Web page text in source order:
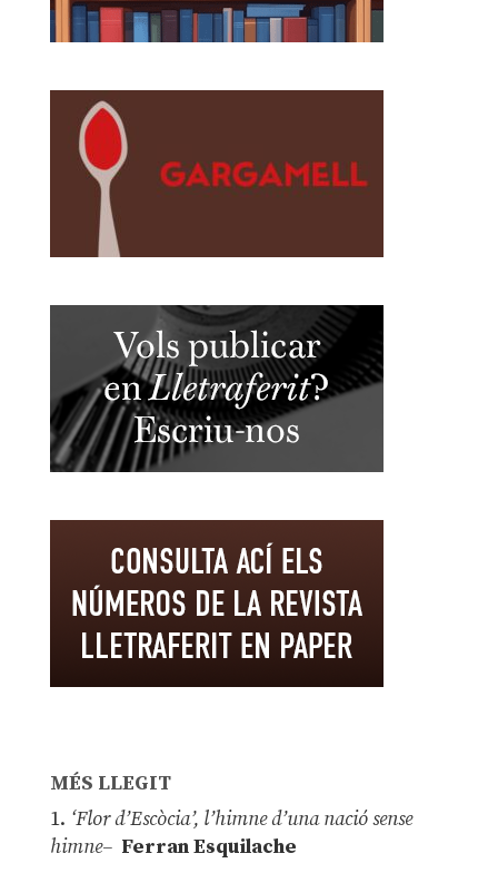
MÉS LLEGIT
1. ‘Flor d’Escòcia’, l’himne d’una nació sense
himne– Ferran Esquilache